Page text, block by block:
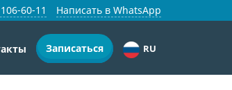
Написать в WhatsApp
60-11
Записаться RU